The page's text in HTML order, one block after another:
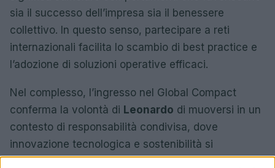
sia il successo dell’impresa sia il benessere
collettivo. In questo senso, partecipare a reti
internazionali facilita lo scambio di best practice e
l’adozione di soluzioni operative efficaci.
Nel complesso, l’ingresso nel Global Compact
conferma la volontà di Leonardo di muoversi in un
contesto di responsabilità condivisa, dove
innovazione tecnologica e sostenibilità si
alimentano reciprocamente per generare valore a